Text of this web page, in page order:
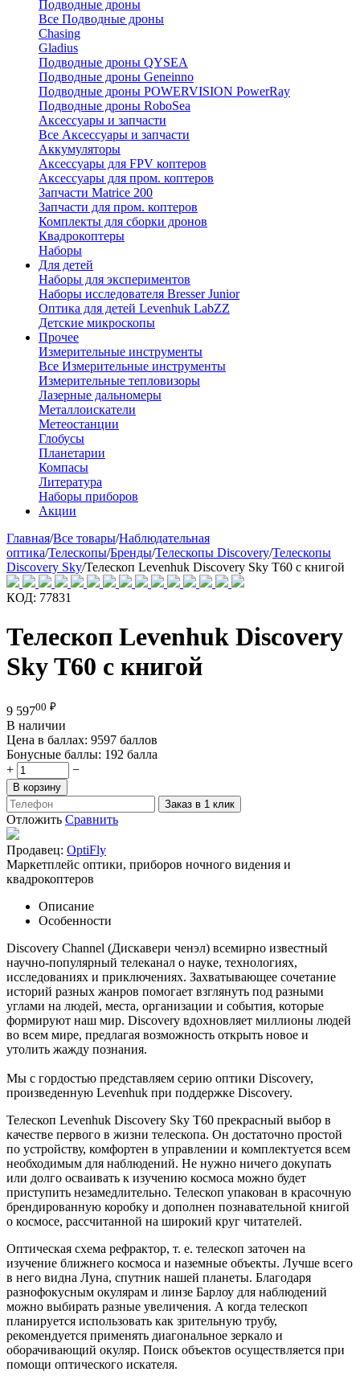
Подводные дроны
Все Подводные дроны
Chasing
Gladius
Подводные дроны QYSEA
Подводные дроны Geneinno
Подводные дроны POWERVISION PowerRay
Подводные дроны RoboSea
Аксессуары и запчасти
Все Аксессуары и запчасти
Аккумуляторы
Аксессуары для FPV коптеров
Аксессуары для пром. коптеров
Запчасти Matrice 200
Запчасти для пром. коптеров
Комплекты для сборки дронов
Квадрокоптеры
Наборы
Для детей
Наборы для экспериментов
Наборы исследователя Bresser Junior
Оптика для детей Levenhuk LabZZ
Детские микроскопы
Прочее
Измерительные инструменты
Все Измерительные инструменты
Измерительные тепловизоры
Лазерные дальномеры
Металлоискатели
Метеостанции
Глобусы
Планетарии
Компасы
Литература
Наборы приборов
Акции
Главная/Все товары/Наблюдательная
оптика/Телескопы/Бренды/Телескопы Discovery/Телескопы
Discovery Sky/Телескоп Levenhuk Discovery Sky T60 с книгой
КОД: 77831
Телескоп Levenhuk Discovery
Sky T60 с книгой
9 59700 ₽
В наличии
Цена в баллах: 9597 баллов
Бонусные баллы: 192 балла
+
−
В корзину
Заказ в 1 клик
Отложить Сравнить
Продавец: OptiFly
Маркетплейс оптики, приборов ночного видения и
квадрокоптеров
Описание
Особенности
Discovery Channel (Дискавери ченэл) всемирно известный
научно-популярный телеканал о науке, технологиях,
исследованиях и приключениях. Захватывающее сочетание
историй разных жанров помогает взглянуть под разными
углами на людей, места, организации и события, которые
формируют наш мир. Discovery вдохновляет миллионы людей
во всем мире, предлагая возможность открыть новое и
утолить жажду познания.
Мы с гордостью представляем серию оптики Discovery,
произведенную Levenhuk при поддержке Discovery.
Телескоп Levenhuk Discovery Sky T60 прекрасный выбор в
качестве первого в жизни телескопа. Он достаточно простой
по устройству, комфортен в управлении и комплектуется всем
необходимым для наблюдений. Не нужно ничего докупать
или долго осваивать к изучению космоса можно будет
приступить незамедлительно. Телескоп упакован в красочную
брендированную коробку и дополнен познавательной книгой
о космосе, рассчитанной на широкий круг читателей.
Оптическая схема рефрактор, т. е. телескоп заточен на
изучение ближнего космоса и наземные объекты. Лучше всего
в него видна Луна, спутник нашей планеты. Благодаря
разнофокусным окулярам и линзе Барлоу для наблюдений
можно выбирать разные увеличения. А когда телескоп
планируется использовать как зрительную трубу,
рекомендуется применять диагональное зеркало и
оборачивающий окуляр. Поиск объектов осуществляется при
помощи оптического искателя.